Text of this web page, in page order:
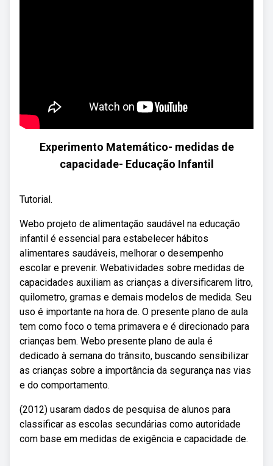
Experimento Matemático- medidas de
capacidade- Educação Infantil
Tutorial.
Webo projeto de alimentação saudável na educação
infantil é essencial para estabelecer hábitos
alimentares saudáveis, melhorar o desempenho
escolar e prevenir. Webatividades sobre medidas de
capacidades auxiliam as crianças a diversificarem litro,
quilometro, gramas e demais modelos de medida. Seu
uso é importante na hora de. O presente plano de aula
tem como foco o tema primavera e é direcionado para
crianças bem. Webo presente plano de aula é
dedicado à semana do trânsito, buscando sensibilizar
as crianças sobre a importância da segurança nas vias
e do comportamento.
(2012) usaram dados de pesquisa de alunos para
classificar as escolas secundárias como autoridade
com base em medidas de exigência e capacidade de.